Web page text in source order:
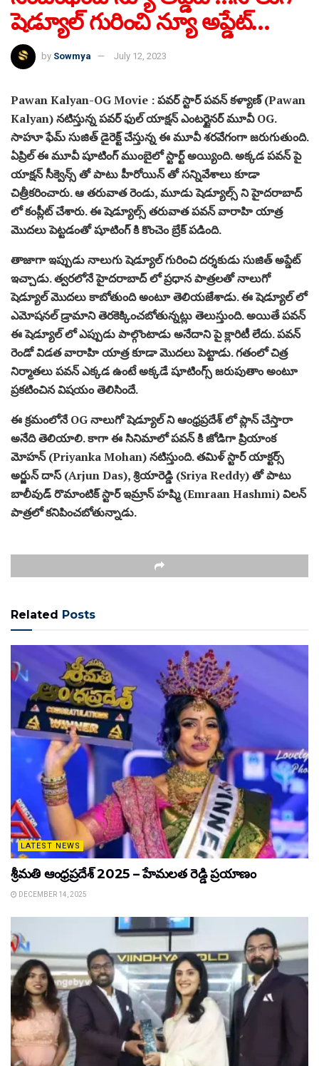
షెడ్యూల్ గురించి న్యూ అప్డేట్…
by Sowmya July 12, 2023
Pawan Kalyan-OG Movie : పవర్ స్టార్ పవన్ కళ్యాణ్ (Pawan
Kalyan) నటిస్తున్న పవర్ ఫుల్ యాక్షన్ ఎంటర్టైనర్ మూవీ OG.
సాహూ ఫేమ్ సుజిత్ డైరెక్ట్ చేస్తున్న ఈ మూవీ శరవేగంగా జరుగుతుంది.
ఏప్రిల్ ఈ మూవీ షూటింగ్ ముంబైలో స్టార్ట్ అయ్యింది. అక్కడ పవన్ పై
యాక్షన్ సీక్వెన్స్ తో పాటు హీరోయిన్ తో సన్నివేశాలు కూడా
చిత్రీకరించారు. ఆ తరువాత రెండు, మూడు షెడ్యూల్స్ ని హైదరాబాద్
లో కంప్లీట్ చేశారు. ఈ షెడ్యూల్స్ తరువాత పవన్ వారాహి యాత్ర
మొదలు పెట్టడంతో షూటింగ్ కి కొంచెం బ్రేక్ పడింది.
తాజాగా ఇప్పుడు నాలుగు షెడ్యూల్ గురించి దర్శకుడు సుజిత్ అప్డేట్
ఇచ్చాడు. త్వరలోనే హైదరాబాద్ లో ప్రధాన పాత్రలతో నాలుగో
షెడ్యూల్ మొదలు కాబోతుంది అంటూ తెలియజేశాడు. ఈ షెడ్యూల్ లో
ఎమోషనల్ డ్రామాని తెరకెక్కించబోతున్నట్లు తెలుస్తుంది. అయితే పవన్
ఈ షెడ్యూల్ లో ఎప్పుడు పాల్గొంటాడు అనేదాని పై క్లారిటీ లేదు. పవన్
రెండో విడత వారాహి యాత్ర కూడా మొదలు పెట్టాడు. గతంలో చిత్ర
నిర్మాతలు పవన్ ఎక్కడ ఉంటే అక్కడే షూటింగ్స్ జరుపుతాం అంటూ
ప్రకటించిన విషయం తెలిసిందే.
ఈ క్రమంలోనే OG నాలుగో షెడ్యూల్ ని ఆంధ్రప్రదేశ్ లో ప్లాన్ చేస్తారా
అనేది తెలియాలి. కాగా ఈ సినిమాలో పవన్ కి జోడిగా ప్రియాంక
మోహన్ (Priyanka Mohan) నటిస్తుంది. తమిళ్ స్టార్ యాక్టర్స్
అర్జున్ దాస్ (Arjun Das), శ్రియారెడ్డి (Sriya Reddy) తో పాటు
బాలీవుడ్ రొమాంటిక్ స్టార్ ఇమ్రాన్ హష్మి (Emraan Hashmi) విలన్
పాత్రలో కనిపించబోతున్నాడు.
Related Posts
LATEST NEWS
శ్రీమతి ఆంధ్రప్రదేశ్ 2025 – హేమలత రెడ్డి ప్రయాణం
DECEMBER 14, 2025